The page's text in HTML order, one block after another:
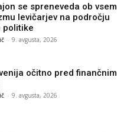
se spreneveda ob vsem
levičarjev na področju
politike
- 9. avgusta, 2026
očitno pred finančnim
- 9. avgusta, 2026